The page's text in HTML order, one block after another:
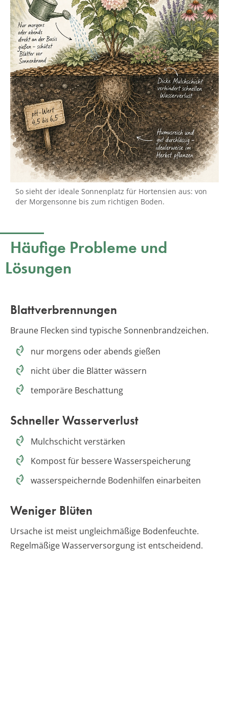
So sieht der ideale Sonnenplatz für Hortensien aus: von
der Morgensonne bis zum richtigen Boden.
Häufige Probleme und
Lösungen
Blattverbrennungen
Braune Flecken sind typische Sonnenbrandzeichen.
nur morgens oder abends gießen
nicht über die Blätter wässern
temporäre Beschattung
Schneller Wasserverlust
Mulchschicht verstärken
Kompost für bessere Wasserspeicherung
wasserspeichernde Bodenhilfen einarbeiten
Weniger Blüten
Ursache ist meist ungleichmäßige Bodenfeuchte.
Regelmäßige Wasserversorgung ist entscheidend.